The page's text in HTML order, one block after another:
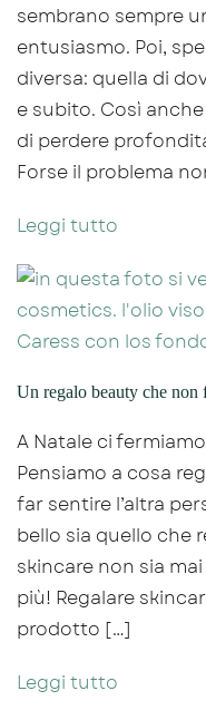
sembrano sempre
entusiasmo. Poi,
diversa: quella di
e subito. Così
di perdere
Forse il problema
Leggi tutto
Un regalo beauty che
A Natale ci
Pensiamo a cosa
far sentire l’altra
bello sia quello che
skincare non sia
più! Regalare
prodotto […]
Leggi tutto